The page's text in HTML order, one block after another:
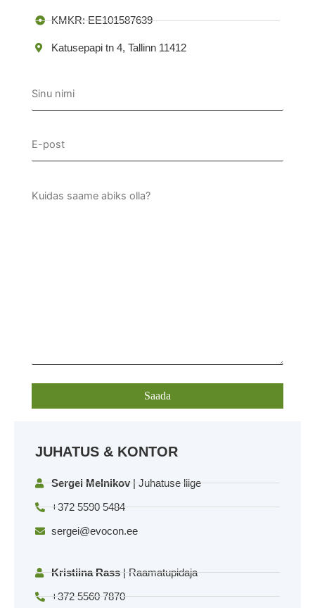
KMKR: EE101587639
Katusepapi tn 4, Tallinn 11412
JUHATUS & KONTOR
Sergei Melnikov| Juhatuse liige
+372 5590 5484
sergei@evocon.ee
Kristiina Rass| Raamatupidaja
+372 5560 7870